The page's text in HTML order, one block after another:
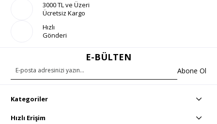
3000 TL ve Üzeri
Ücretsiz Kargo
Hızlı
Gönderi
E-BÜLTEN
Abone Ol
Kategoriler
Hızlı Erişim